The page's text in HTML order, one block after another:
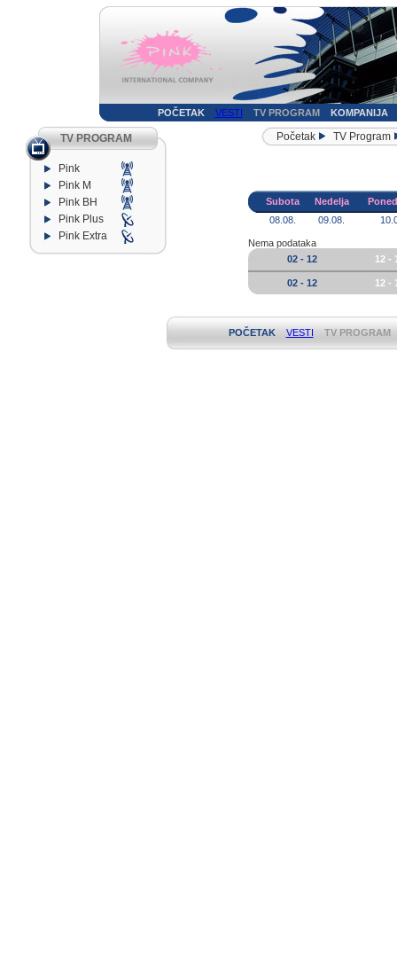
POČETAK VESTI TV PROGRAM KOMPANIJA
TV PROGRAM
Pink
Pink M
Pink BH
Pink Plus
Pink Extra
Početak TV Program
Subota Nedelja
08.08.
09.08.
Nema podataka
02 - 12
12 -
02 - 12 12 -
POČETAK VESTI TV PROGRAM